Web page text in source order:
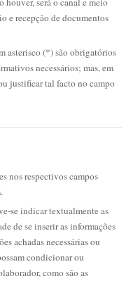
e recepção de documentos
asterisco (*) são obrigatórios
necessários; mas, em
justificar tal facto no campo
nos respectivos campos
se indicar textualmente as
de se inserir as informações
achadas necessárias ou
condicionar ou
como são as